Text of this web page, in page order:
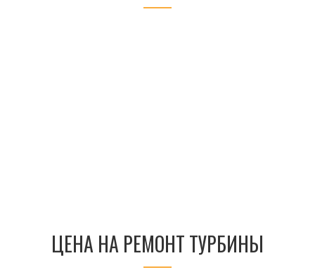
ЦЕНА НА РЕМОНТ ТУРБИНЫ